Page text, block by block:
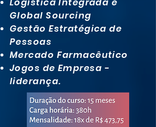
Global Sourcing
Gestão Estratégica de
Pessoas
Mercado Farmacêutico
Jogos de Empresa -
liderança.